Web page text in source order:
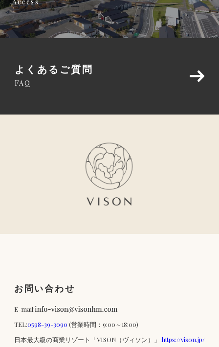
よくあるご質問
FAQ
お問い合わせ
E-mail:
TEL:0598-39-3090 (営業時間：9:00～18:00)
日本最大級の商業リゾート「VISON（ヴィソン）」:https://vison.jp/